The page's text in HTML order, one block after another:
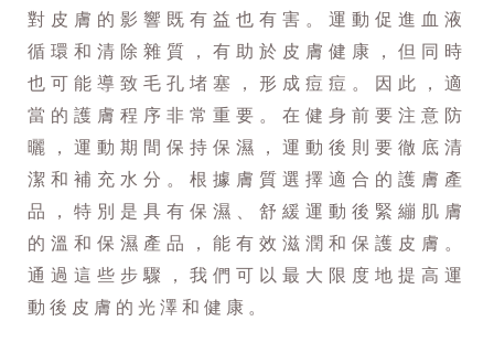
對皮膚的影響既有益也有害。運動促進血液
循環和清除雜質，有助於皮膚健康，但同時
也可能導致毛孔堵塞，形成痘痘。因此，適
當的護膚程序非常重要。在健身前要注意防
曬，運動期間保持保濕，運動後則要徹底清
潔和補充水分。根據膚質選擇適合的護膚產
品，特別是具有保濕、舒緩運動後緊繃肌膚
的溫和保濕產品，能有效滋潤和保護皮膚。
通過這些步驟，我們可以最大限度地提高運
動後皮膚的光澤和健康。